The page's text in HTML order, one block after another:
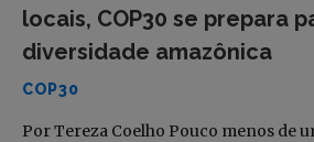
locais, COP30 se prepara
diversidade amazônica
COP30
Por Tereza Coelho Pouco menos de